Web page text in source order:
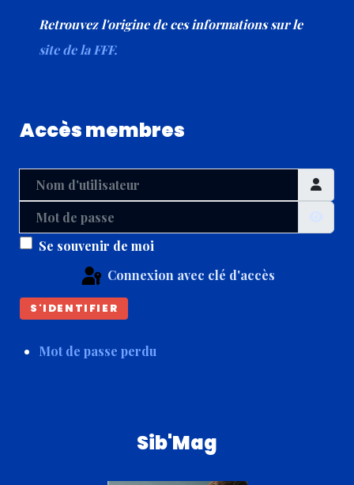
Retrouvez l'origine de ces informations sur le
site de la FFF.
Accès membres
Nom d'utilisateur
Mot de passe
Se souvenir de moi
Connexion avec clé d'accès
S'IDENTIFIER
Mot de passe perdu
Sib'Mag